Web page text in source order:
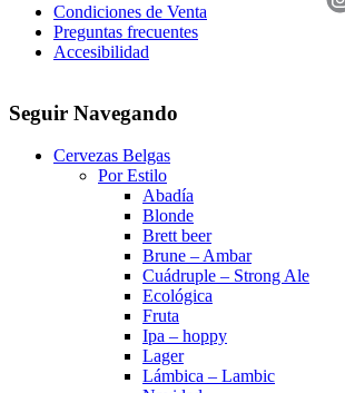
Condiciones de Venta
Preguntas frecuentes
Accesibilidad
Seguir Navegando
Cervezas Belgas
Por Estilo
Abadía
Blonde
Brett beer
Brune – Ambar
Cuádruple – Strong Ale
Ecológica
Fruta
Ipa – hoppy
Lager
Lámbica – Lambic